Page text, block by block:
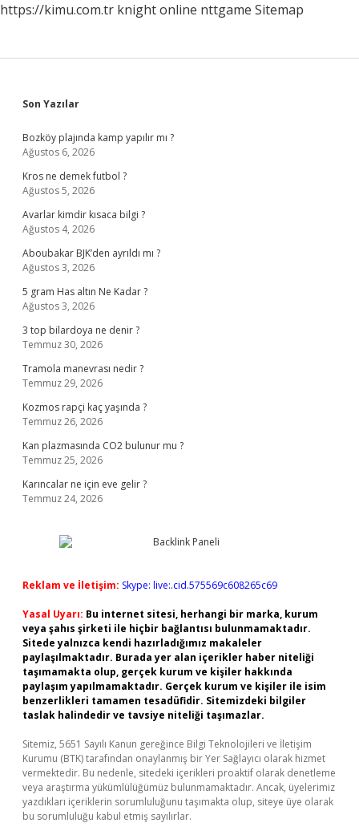
https://kimu.com.tr knight online nttgame Sitemap
Sidebar
Son Yazılar
Bozköy plajında kamp yapılır mı ?
Ağustos 6, 2026
Kros ne demek futbol ?
Ağustos 5, 2026
Avarlar kimdir kısaca bilgi ?
Ağustos 4, 2026
Aboubakar BJK’den ayrıldı mı ?
Ağustos 3, 2026
5 gram Has altın Ne Kadar ?
Ağustos 3, 2026
3 top bilardoya ne denir ?
Temmuz 30, 2026
Tramola manevrası nedir ?
Temmuz 29, 2026
Kozmos rapçi kaç yaşında ?
Temmuz 26, 2026
Kan plazmasında CO2 bulunur mu ?
Temmuz 25, 2026
Karıncalar ne için eve gelir ?
Temmuz 24, 2026
Reklam ve İletişim: Skype: live:.cid.575569c608265c69
Yasal Uyarı: Bu internet sitesi, herhangi bir marka, kurum
veya şahıs şirketi ile hiçbir bağlantısı bulunmamaktadır.
Sitede yalnızca kendi hazırladığımız makaleler
paylaşılmaktadır. Burada yer alan içerikler haber niteliği
taşımamakta olup, gerçek kurum ve kişiler hakkında
paylaşım yapılmamaktadır. Gerçek kurum ve kişiler ile isim
benzerlikleri tamamen tesadüfidir. Sitemizdeki bilgiler
taslak halindedir ve tavsiye niteliği taşımazlar.
Sitemiz, 5651 Sayılı Kanun gereğince Bilgi Teknolojileri ve İletişim
Kurumu (BTK) tarafından onaylanmış bir Yer Sağlayıcı olarak hizmet
vermektedir. Bu nedenle, sitedeki içerikleri proaktif olarak denetleme
veya araştırma yükümlülüğümüz bulunmamaktadır. Ancak, üyelerimiz
yazdıkları içeriklerin sorumluluğunu taşımakta olup, siteye üye olarak
bu sorumluluğu kabul etmiş sayılırlar.